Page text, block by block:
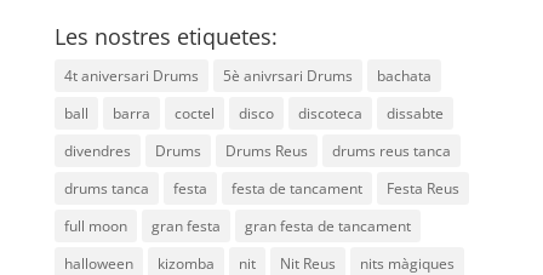
Les nostres etiquetes:
4t aniversari Drums 5è anivrsari Drums
bachata
ball
barra coctel disco discoteca
dissabte
divendres
Drums Drums Reus
drums reus tanca
drums tanca
festa festa de tancament
Festa Reus
full moon
gran festa
gran festa de tancament
halloween
kizomba nit Nit Reus
nits màgiques